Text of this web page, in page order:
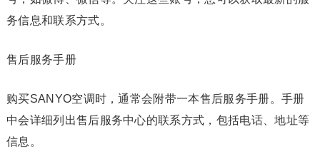
务信息和联系方式。
售后服务手册
购买SANYO空调时，通常会附带一本售后服务手册。手册
中会详细列出售后服务中心的联系方式，包括电话、地址等
信息。